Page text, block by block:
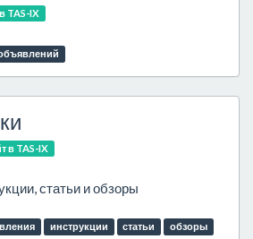
TAS-IX
в TAS-IX
статьи и обзоры
инструкции статьи обзоры